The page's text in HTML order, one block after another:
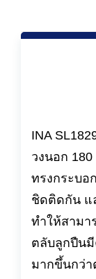
INA
วงนอก
ทรงกระบอ
ชิดติดกัน แ
ทำให้สามา
ตลับลูกปืน
มากขึ้นกว่า